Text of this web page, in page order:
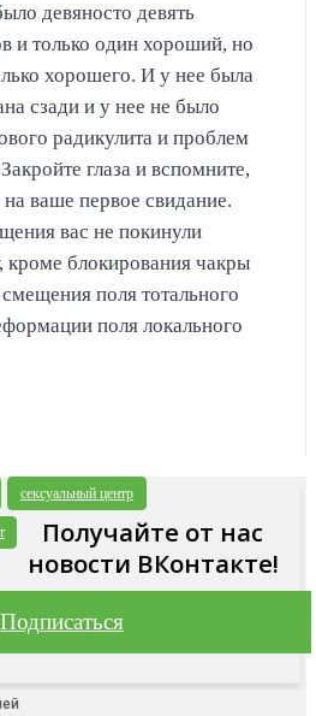
девяносто девять
и только один хороший, но
хорошего. И у нее была
сзади и у нее не было
радикулита и проблем
глаза и вспомните,
ваше первое свидание.
вас не покинули
кроме блокирования чакры
поля тотального
поля локального
сексуальный центр
Получайте от нас
новости ВКонтакте!
Подписаться